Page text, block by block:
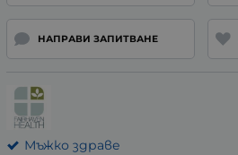
НАПРАВИ ЗАПИТВАНЕ
Мъжко здраве